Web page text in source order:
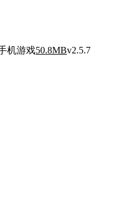
机游戏50.8MBv2.5.7